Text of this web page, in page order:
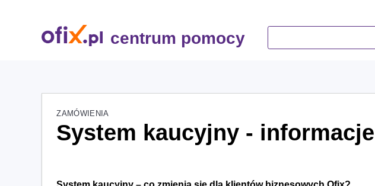
centrum pomocy
ZAMÓWIENIA
System kaucyjny - informacje